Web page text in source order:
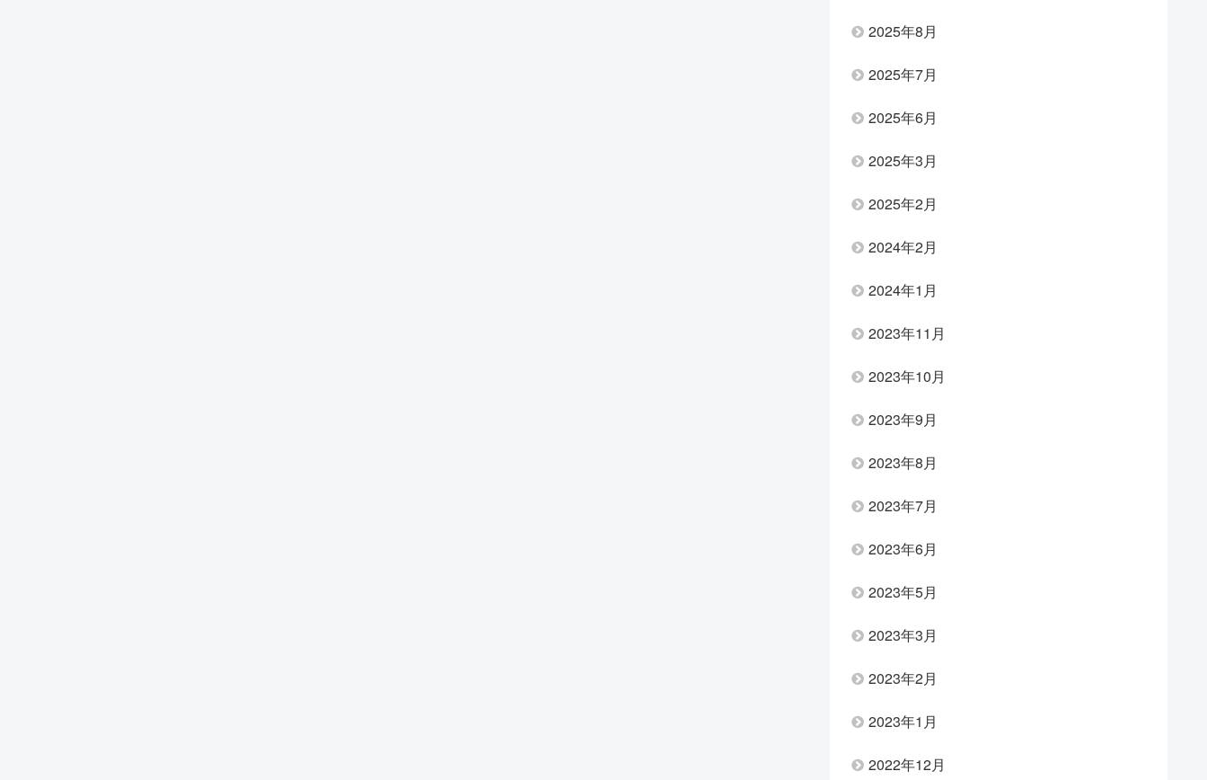
2025年8月
2025年7月
2025年6月
2025年3月
2025年2月
2024年2月
2024年1月
2023年11月
2023年10月
2023年9月
2023年8月
2023年7月
2023年6月
2023年5月
2023年3月
2023年2月
2023年1月
2022年12月